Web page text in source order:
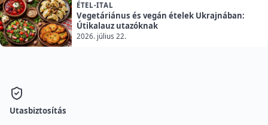
ÉTEL-ITAL
Vegetáriánus és vegán ételek Ukrajnában:
Útikalauz utazóknak
2026. július 22.
Utasbiztosítás